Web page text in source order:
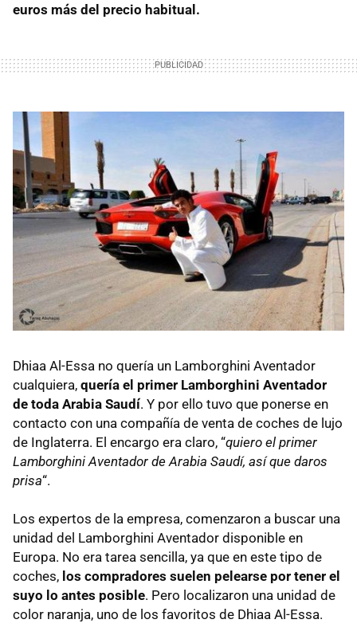
euros más del precio habitual.
Dhiaa Al-Essa no quería un Lamborghini Aventador
cualquiera, quería el primer Lamborghini Aventador
de toda Arabia Saudí. Y por ello tuvo que ponerse en
contacto con una compañía de venta de coches de lujo
de Inglaterra. El encargo era claro, “quiero el primer
Lamborghini Aventador de Arabia Saudí, así que daros
prisa“.
Los expertos de la empresa, comenzaron a buscar una
unidad del Lamborghini Aventador disponible en
Europa. No era tarea sencilla, ya que en este tipo de
coches, los compradores suelen pelearse por tener el
suyo lo antes posible. Pero localizaron una unidad de
color naranja, uno de los favoritos de Dhiaa Al-Essa.